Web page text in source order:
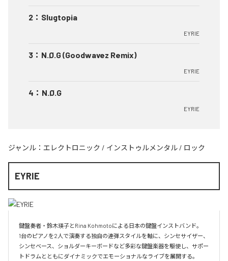
2 ： Slugtopia
EYRIE
3 ： N.Ø.G (Goodwavez Remix)
EYRIE
4 ： N.Ø.G
EYRIE
ジャンル： エレクトロニック / インストゥルメンタル / ロック
EYRIE
鍵盤奏者・鈴木瑛子とRina Kohmotoによる日本の鍵盤インストバンド。
1台のピアノを2人で演奏する独自の連弾スタイルを軸に、シンセサイザー、
シンセベース、ショルダーキーボードなど多彩な鍵盤楽器を駆使し、サポー
トドラムとともにダイナミックでエモーショナルなライブを展開する。